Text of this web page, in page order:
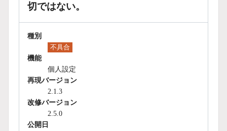
切ではない。
種別
不具合
機能
個人設定
再現バージョン
2.1.3
改修バージョン
2.5.0
公開日